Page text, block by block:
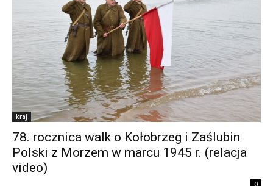
kraj
78. rocznica walk o Kołobrzeg i Zaślubin
Polski z Morzem w marcu 1945 r. (relacja
video)
0